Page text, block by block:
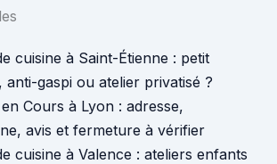
cuisine à Saint-Étienne : petit
anti-gaspi ou atelier privatisé ?
Cours à Lyon : adresse,
avis et fermeture à vérifier
cuisine à Valence : ateliers enfants